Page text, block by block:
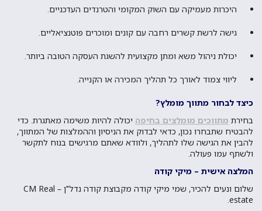
היכרות מעמיקה עם השוק המקומי והטרנדים העדכניים.
גישה לרשת קשרים רחבה עם קונים ומוכרים פוטנציאליים.
יכולת ניהול משא ומתן מקצועית להשגת העסקה הטובה ביותר.
ליווי צמוד לאורך כל תהליך המכירה או הקנייה.
כיצד לבחור מתווך מומלץ?
בחירת מתווכים מומלצים בחיפה יכולה להיות משימה מאתגרת. כדי
להבטיח שתבחרו נכון, כדאי לבדוק את הניסיון וההמלצות של המתווך,
להבין את הגישה שלו לתהליך, ולוודא שאתם מרגישים בנוח לתקשר
ולשתף עמו פעולה.
המלצה אישית – מיקי קודה
שלום ונעים להכיר, שמי מיקי קודה מ
קבוצת קודה נדל"ן – CM Real
estate
.